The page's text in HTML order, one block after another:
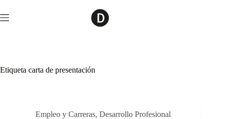
al
contenido
Etiqueta carta de presentación
Empleo y Carreras, Desarrollo Profesional